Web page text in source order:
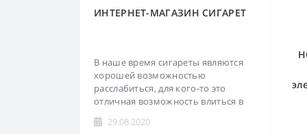
EVE
Glamour
Harvest
Montana
Montecristo
Moods
ИНТЕРНЕТ-МАГАЗИН СИГАРЕТ
В наше время сигареты являются
хорошей возможностью
расслабиться, для кого-то это
отличная возможность влиться в
новый коллектив или даже
познакомиться с кем-то, а для кого-
29.08.2020